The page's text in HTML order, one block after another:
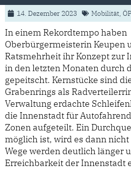
14. Dezember 2023 Mobilität
In einem Rekordtempo haben
Oberbürgermeisterin Keupen
Ratsmehrheit ihr Konzept zur
in den letzten Monaten durch
gepeitscht. Kernstücke sind
Grabenrings als
Verwaltung erdachte
die Innenstadt für
Zonen aufgeteilt. Ein
möglich ist, wird es dann nicht
Wege werden deutlich länger
Erreichbarkeit der Innenstadt